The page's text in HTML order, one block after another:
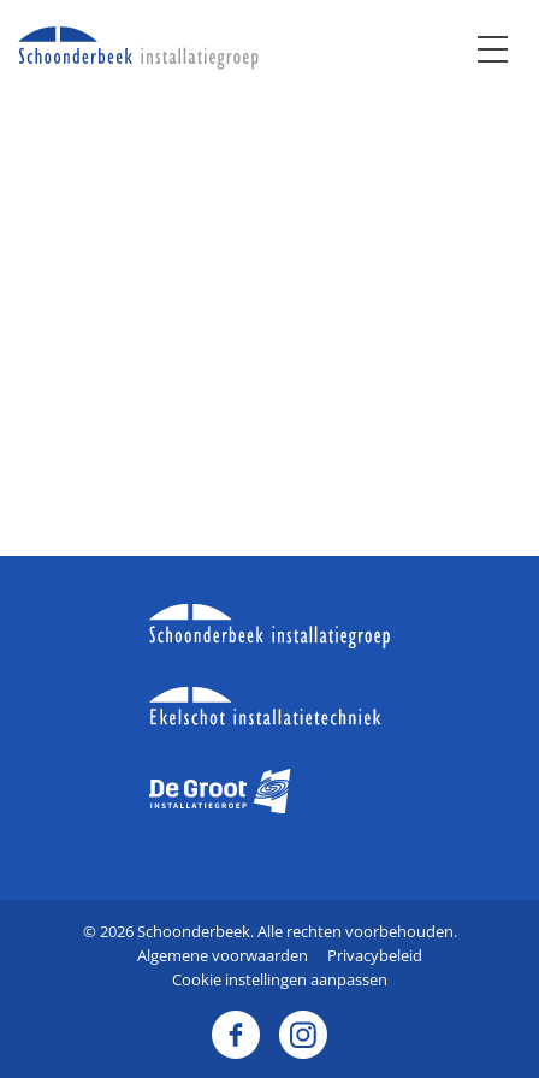
© 2026 Schoonderbeek. Alle rechten voorbehouden.
Algemene voorwaarden
Privacybeleid
Cookie instellingen aanpassen